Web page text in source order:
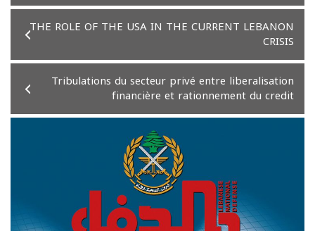
THE ROLE OF THE USA IN THE CURRENT LEBANON
CRISIS
Tribulations du secteur privé entre liberalisation
financière et rationnement du credit